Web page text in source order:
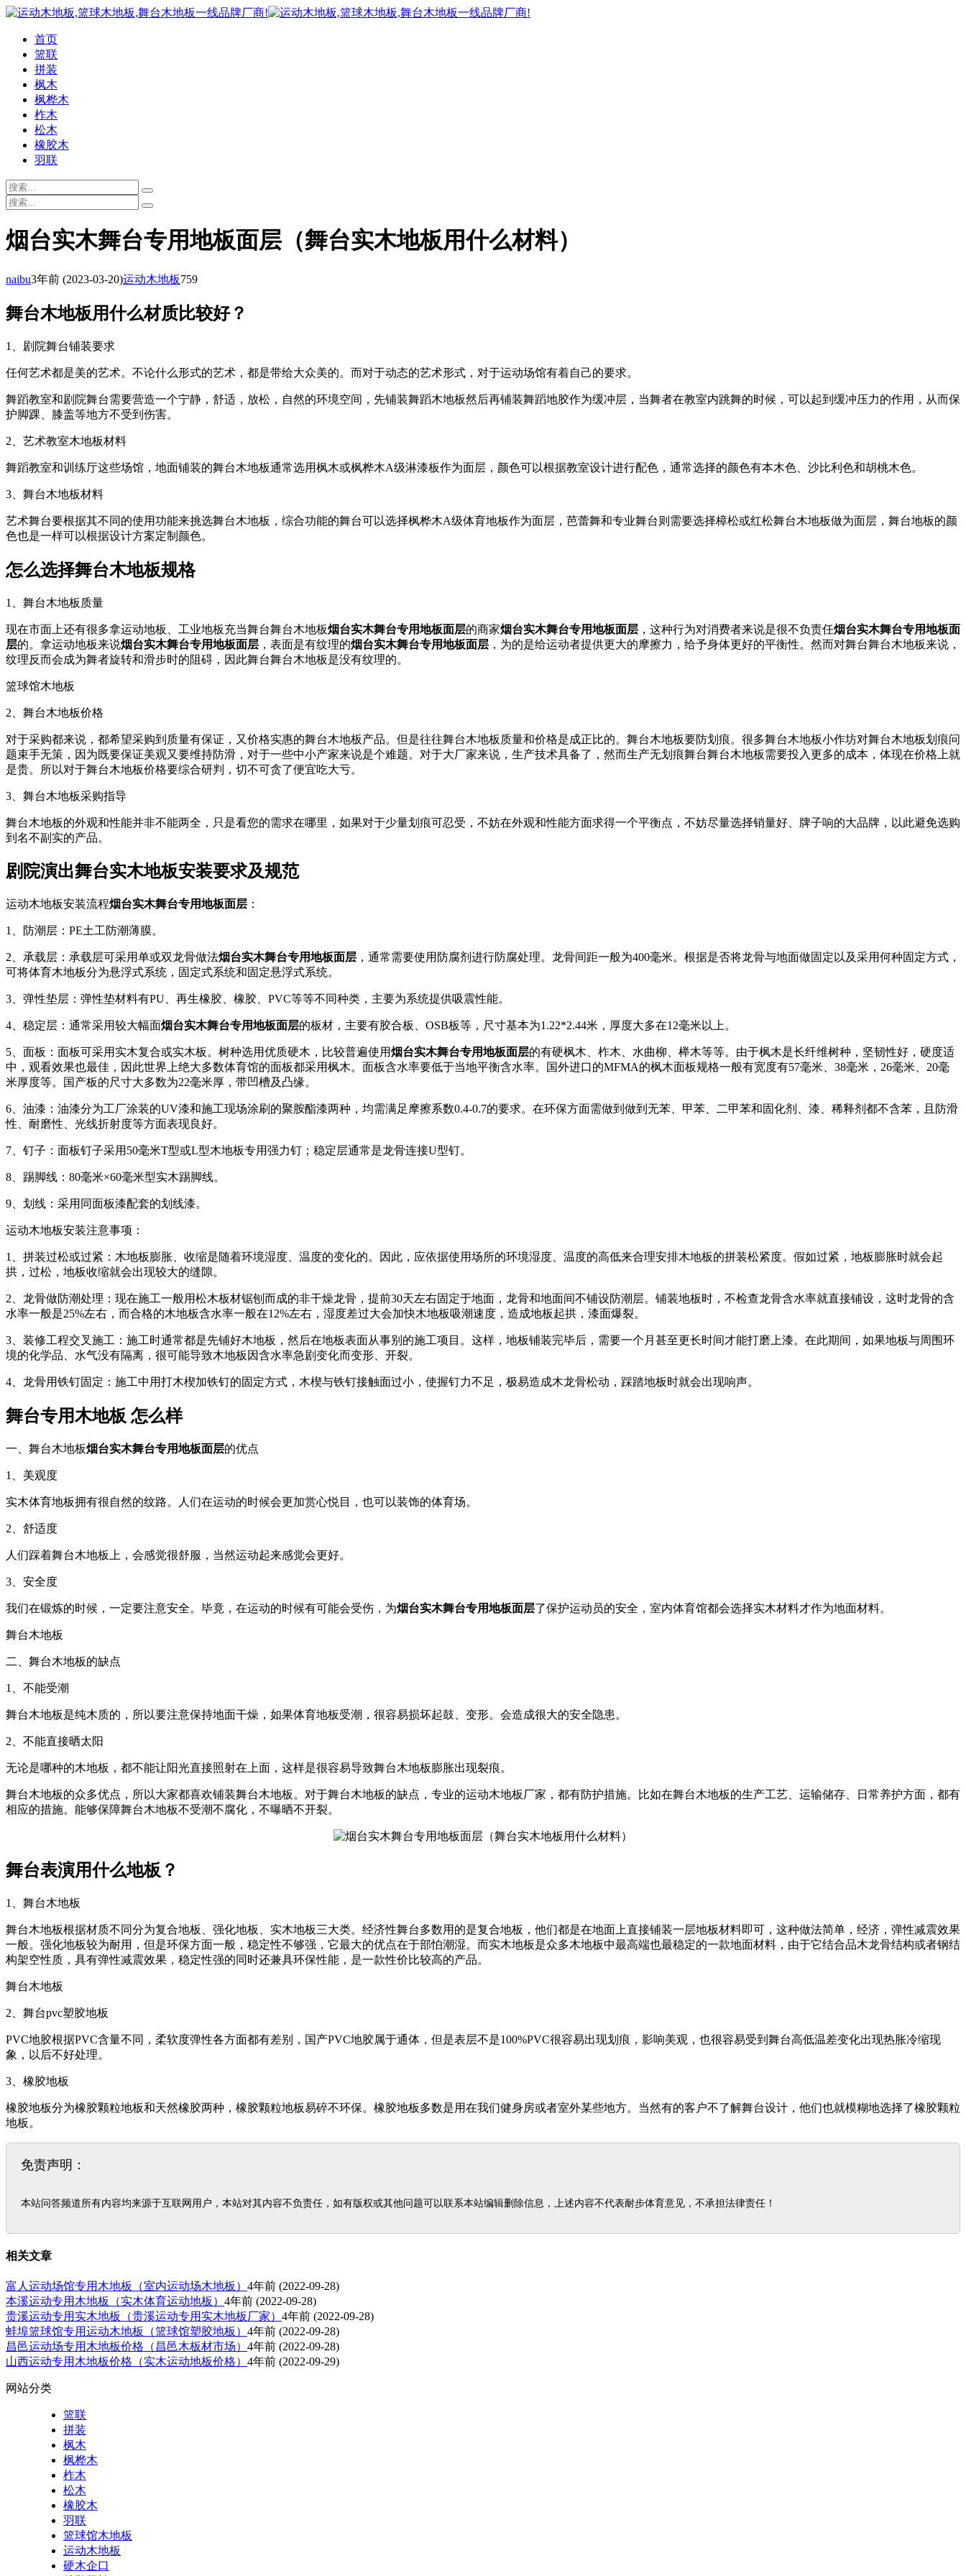
首页
篮联
拼装
枫木
枫桦木
柞木
松木
橡胶木
羽联
烟台实木舞台专用地板面层（舞台实木地板用什么材料）
naibu3年前 (2023-03-20)运动木地板759
舞台木地板用什么材质比较好？
1、剧院舞台铺装要求
任何艺术都是美的艺术。不论什么形式的艺术，都是带给大众美的。而对于动态的艺术形式，对于运动场馆有着自己的要求。
舞蹈教室和剧院舞台需要营造一个宁静，舒适，放松，自然的环境空间，先铺装舞蹈木地板然后再铺装舞蹈地胶作为缓冲层，当舞者在教室内跳舞的时候，可以起到缓冲压力的作用，从而保
护脚踝、膝盖等地方不受到伤害。
2、艺术教室木地板材料
舞蹈教室和训练厅这些场馆，地面铺装的舞台木地板通常选用枫木或枫桦木A级淋漆板作为面层，颜色可以根据教室设计进行配色，通常选择的颜色有本木色、沙比利色和胡桃木色。
3、舞台木地板材料
艺术舞台要根据其不同的使用功能来挑选舞台木地板，综合功能的舞台可以选择枫桦木A级体育地板作为面层，芭蕾舞和专业舞台则需要选择樟松或红松舞台木地板做为面层，舞台地板的颜
色也是一样可以根据设计方案定制颜色。
怎么选择舞台木地板规格
1、舞台木地板质量
现在市面上还有很多拿运动地板、工业地板充当舞台舞台木地板烟台实木舞台专用地板面层的商家烟台实木舞台专用地板面层 ，这种行为对消费者来说是很不负责任烟台实木舞台专用地板面
层的。拿运动地板来说烟台实木舞台专用地板面层 ，表面是有纹理的烟台实木舞台专用地板面层 ，为的是给运动者提供更大的摩擦力，给予身体更好的平衡性。然而对舞台舞台木地板来说，
纹理反而会成为舞者旋转和滑步时的阻碍，因此舞台舞台木地板是没有纹理的。
篮球馆木地板
2、舞台木地板价格
对于采购都来说，都希望采购到质量有保证，又价格实惠的舞台木地板产品。但是往往舞台木地板质量和价格是成正比的。舞台木地板要防划痕。很多舞台木地板小作坊对舞台木地板划痕问
题束手无策，因为既要保证美观又要维持防滑，对于一些中小产家来说是个难题。对于大厂家来说，生产技术具备了，然而生产无划痕舞台舞台木地板需要投入更多的成本，体现在价格上就
是贵。所以对于舞台木地板价格要综合研判，切不可贪了便宜吃大亏。
3、舞台木地板采购指导
舞台木地板的外观和性能并非不能两全，只是看您的需求在哪里，如果对于少量划痕可忍受，不妨在外观和性能方面求得一个平衡点，不妨尽量选择销量好、牌子响的大品牌，以此避免选购
到名不副实的产品。
剧院演出舞台实木地板安装要求及规范
运动木地板安装流程烟台实木舞台专用地板面层 ：
1、防潮层：PE土工防潮薄膜。
2、承载层：承载层可采用单或双龙骨做法烟台实木舞台专用地板面层 ，通常需要使用防腐剂进行防腐处理。龙骨间距一般为400毫米。根据是否将龙骨与地面做固定以及采用何种固定方式，
可将体育木地板分为悬浮式系统，固定式系统和固定悬浮式系统。
3、弹性垫层：弹性垫材料有PU、再生橡胶、橡胶、PVC等等不同种类，主要为系统提供吸震性能。
4、稳定层：通常采用较大幅面烟台实木舞台专用地板面层的板材，主要有胶合板、OSB板等，尺寸基本为1.22*2.44米，厚度大多在12毫米以上。
5、面板：面板可采用实木复合或实木板。树种选用优质硬木，比较普遍使用烟台实木舞台专用地板面层的有硬枫木、柞木、水曲柳、榉木等等。由于枫木是长纤维树种，坚韧性好，硬度适
中，观看效果也最佳，因此世界上绝大多数体育馆的面板都采用枫木。面板含水率要低于当地平衡含水率。国外进口的MFMA的枫木面板规格一般有宽度有57毫米、38毫米，26毫米、20毫
米厚度等。国产板的尺寸大多数为22毫米厚，带凹槽及凸缘。
6、油漆：油漆分为工厂涂装的UV漆和施工现场涂刷的聚胺酯漆两种，均需满足摩擦系数0.4-0.7的要求。在环保方面需做到做到无苯、甲苯、二甲苯和固化剂、漆、稀释剂都不含苯，且防滑
性、耐磨性、光线折射度等方面表现良好。
7、钉子：面板钉子采用50毫米T型或L型木地板专用强力钉；稳定层通常是龙骨连接U型钉。
8、踢脚线：80毫米×60毫米型实木踢脚线。
9、划线：采用同面板漆配套的划线漆。
运动木地板安装注意事项：
1、拼装过松或过紧：木地板膨胀、收缩是随着环境湿度、温度的变化的。因此，应依据使用场所的环境湿度、温度的高低来合理安排木地板的拼装松紧度。假如过紧，地板膨胀时就会起
拱，过松，地板收缩就会出现较大的缝隙。
2、龙骨做防潮处理：现在施工一般用松木板材锯刨而成的非干燥龙骨，提前30天左右固定于地面，龙骨和地面间不铺设防潮层。铺装地板时，不检查龙骨含水率就直接铺设，这时龙骨的含
水率一般是25%左右，而合格的木地板含水率一般在12%左右，湿度差过大会加快木地板吸潮速度，造成地板起拱，漆面爆裂。
3、装修工程交叉施工：施工时通常都是先铺好木地板，然后在地板表面从事别的施工项目。这样，地板铺装完毕后，需要一个月甚至更长时间才能打磨上漆。在此期间，如果地板与周围环
境的化学品、水气没有隔离，很可能导致木地板因含水率急剧变化而变形、开裂。
4、龙骨用铁钉固定：施工中用打木楔加铁钉的固定方式，木楔与铁钉接触面过小，使握钉力不足，极易造成木龙骨松动，踩踏地板时就会出现响声。
舞台专用木地板 怎么样
一、舞台木地板烟台实木舞台专用地板面层的优点
1、美观度
实木体育地板拥有很自然的纹路。人们在运动的时候会更加赏心悦目，也可以装饰的体育场。
2、舒适度
人们踩着舞台木地板上，会感觉很舒服，当然运动起来感觉会更好。
3、安全度
我们在锻炼的时候，一定要注意安全。毕竟，在运动的时候有可能会受伤，为烟台实木舞台专用地板面层了保护运动员的安全，室内体育馆都会选择实木材料才作为地面材料。
舞台木地板
二、舞台木地板的缺点
1、不能受潮
舞台木地板是纯木质的，所以要注意保持地面干燥，如果体育地板受潮，很容易损坏起鼓、变形。会造成很大的安全隐患。
2、不能直接晒太阳
无论是哪种的木地板，都不能让阳光直接照射在上面，这样是很容易导致舞台木地板膨胀出现裂痕。
舞台木地板的众多优点，所以大家都喜欢铺装舞台木地板。对于舞台木地板的缺点，专业的运动木地板厂家，都有防护措施。比如在舞台木地板的生产工艺、运输储存、日常养护方面，都有
相应的措施。能够保障舞台木地板不受潮不腐化，不曝晒不开裂。
舞台表演用什么地板？
1、舞台木地板
舞台木地板根据材质不同分为复合地板、强化地板、实木地板三大类。经济性舞台多数用的是复合地板，他们都是在地面上直接铺装一层地板材料即可，这种做法简单，经济，弹性减震效果
一般。强化地板较为耐用，但是环保方面一般，稳定性不够强，它最大的优点在于部怕潮湿。而实木地板是众多木地板中最高端也最稳定的一款地面材料，由于它结合品木龙骨结构或者钢结
构架空性质，具有弹性减震效果，稳定性强的同时还兼具环保性能，是一款性价比较高的产品。
舞台木地板
2、舞台pvc塑胶地板
PVC地胶根据PVC含量不同，柔软度弹性各方面都有差别，国产PVC地胶属于通体，但是表层不是100%PVC很容易出现划痕，影响美观，也很容易受到舞台高低温差变化出现热胀冷缩现
象，以后不好处理。
3、橡胶地板
橡胶地板分为橡胶颗粒地板和天然橡胶两种，橡胶颗粒地板易碎不环保。橡胶地板多数是用在我们健身房或者室外某些地方。当然有的客户不了解舞台设计，他们也就模糊地选择了橡胶颗粒
地板。
免责声明：
本站问答频道所有内容均来源于互联网用户，本站对其内容不负责任，如有版权或其他问题可以联系本站编辑删除信息，上述内容不代表耐步体育意见，不承担法律责任！
相关文章
富人运动场馆专用木地板（室内运动场木地板） 4年前 (2022-09-28)
本溪运动专用木地板（实木体育运动地板） 4年前 (2022-09-28)
贵溪运动专用实木地板（贵溪运动专用实木地板厂家） 4年前 (2022-09-28)
蚌埠篮球馆专用运动木地板（篮球馆塑胶地板） 4年前 (2022-09-28)
昌邑运动场专用木地板价格（昌邑木板材市场） 4年前 (2022-09-28)
山西运动专用木地板价格（实木运动地板价格） 4年前 (2022-09-29)
网站分类
篮联
拼装
枫木
枫桦木
柞木
松木
橡胶木
羽联
篮球馆木地板
运动木地板
硬木企口